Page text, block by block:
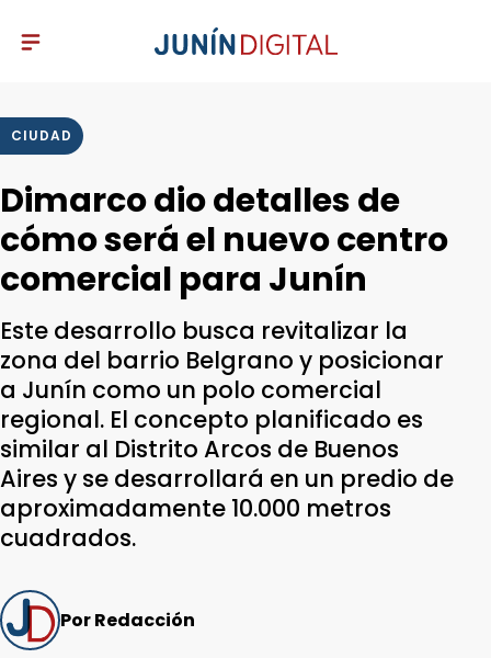
CIUDAD
Dimarco dio detalles de
cómo será el nuevo centro
comercial para Junín
Este desarrollo busca revitalizar la
zona del barrio Belgrano y posicionar
a Junín como un polo comercial
regional. El concepto planificado es
similar al Distrito Arcos de Buenos
Aires y se desarrollará en un predio de
aproximadamente 10.000 metros
cuadrados.
Por Redacción